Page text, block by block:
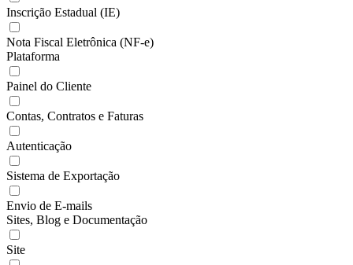
Inscrição Estadual (IE)
Nota Fiscal Eletrônica (NF-e)
Plataforma
Painel do Cliente
Contas, Contratos e Faturas
Autenticação
Sistema de Exportação
Envio de E-mails
Sites, Blog e Documentação
Site